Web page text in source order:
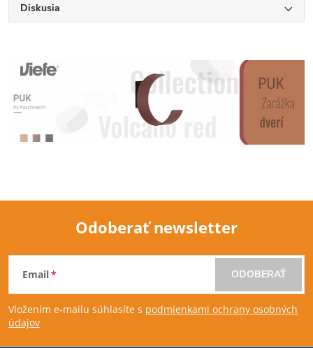
Diskusia
Z
á
p
Odoberať newsletter
Email
Vložením e-mailu súhlasíte s podmienkami ochrany osobných
údajov
ODOBERAŤ